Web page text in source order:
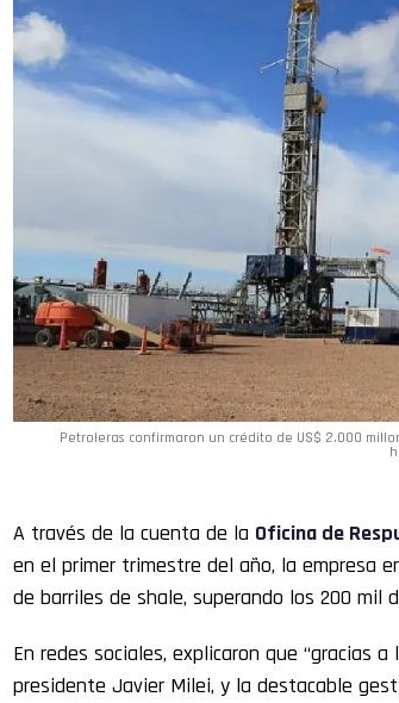
Petroleras confirmaron un crédito de US$ 2.000
A través de la cuenta de la Oficina de
en el primer trimestre del año, la empresa
de barriles de shale, superando los 200 mil
En redes sociales, explicaron que “gracias
presidente Javier Milei, y la destacable